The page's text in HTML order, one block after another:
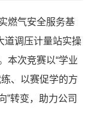
燃气安全服务基
道调压计量站实操
本次竞赛以“学业
、以赛促学的方
”转变，助力公司